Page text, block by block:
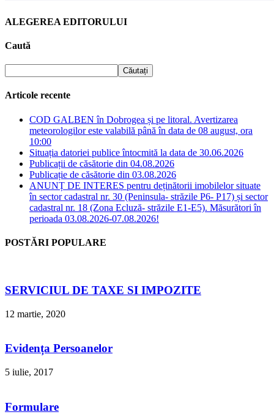
ALEGEREA EDITORULUI
Caută
Articole recente
COD GALBEN în Dobrogea și pe litoral. Avertizarea
meteorologilor este valabilă până în data de 08 august, ora
10:00
Situația datoriei publice întocmită la data de 30.06.2026
Publicații de căsătorie din 04.08.2026
Publicație de căsătorie din 03.08.2026
ANUNȚ DE INTERES pentru deținătorii imobilelor situate
în sector cadastral nr. 30 (Peninsula- străzile P6- P17) și sector
cadastral nr. 18 (Zona Ecluză- străzile E1-E5). Măsurători în
perioada 03.08.2026-07.08.2026!
POSTĂRI POPULARE
SERVICIUL DE TAXE SI IMPOZITE
12 martie, 2020
Evidența Persoanelor
5 iulie, 2017
Formulare